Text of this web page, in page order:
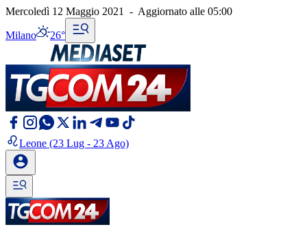
Mercoledì 12 Maggio 2021 - Aggiornato alle 05:00
Milano 26°
Leone (23 Lug - 23 Ago)